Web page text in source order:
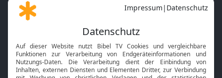
Gott und Bibel erklärt
Neuigkeiten
Mobile App
Smart TV
HbbTV
Bibelthek Online-Bibel